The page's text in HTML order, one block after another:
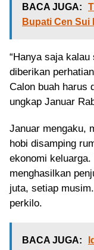
BACA JUGA:
Bupati Cen Sui
“Hanya saja
diberikan
Calon buah harus
ungkap Januar
Januar mengaku,
hobi disamping
ekonomi
menghasilkan
juta, setiap
perkilo.
BACA JUGA: